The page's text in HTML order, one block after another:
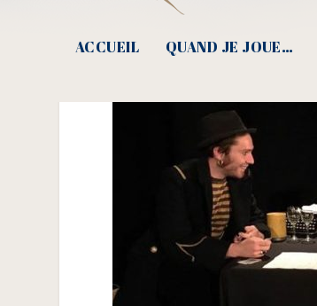
ACCUEIL QUAND JE JOUE…
Le Bijou,